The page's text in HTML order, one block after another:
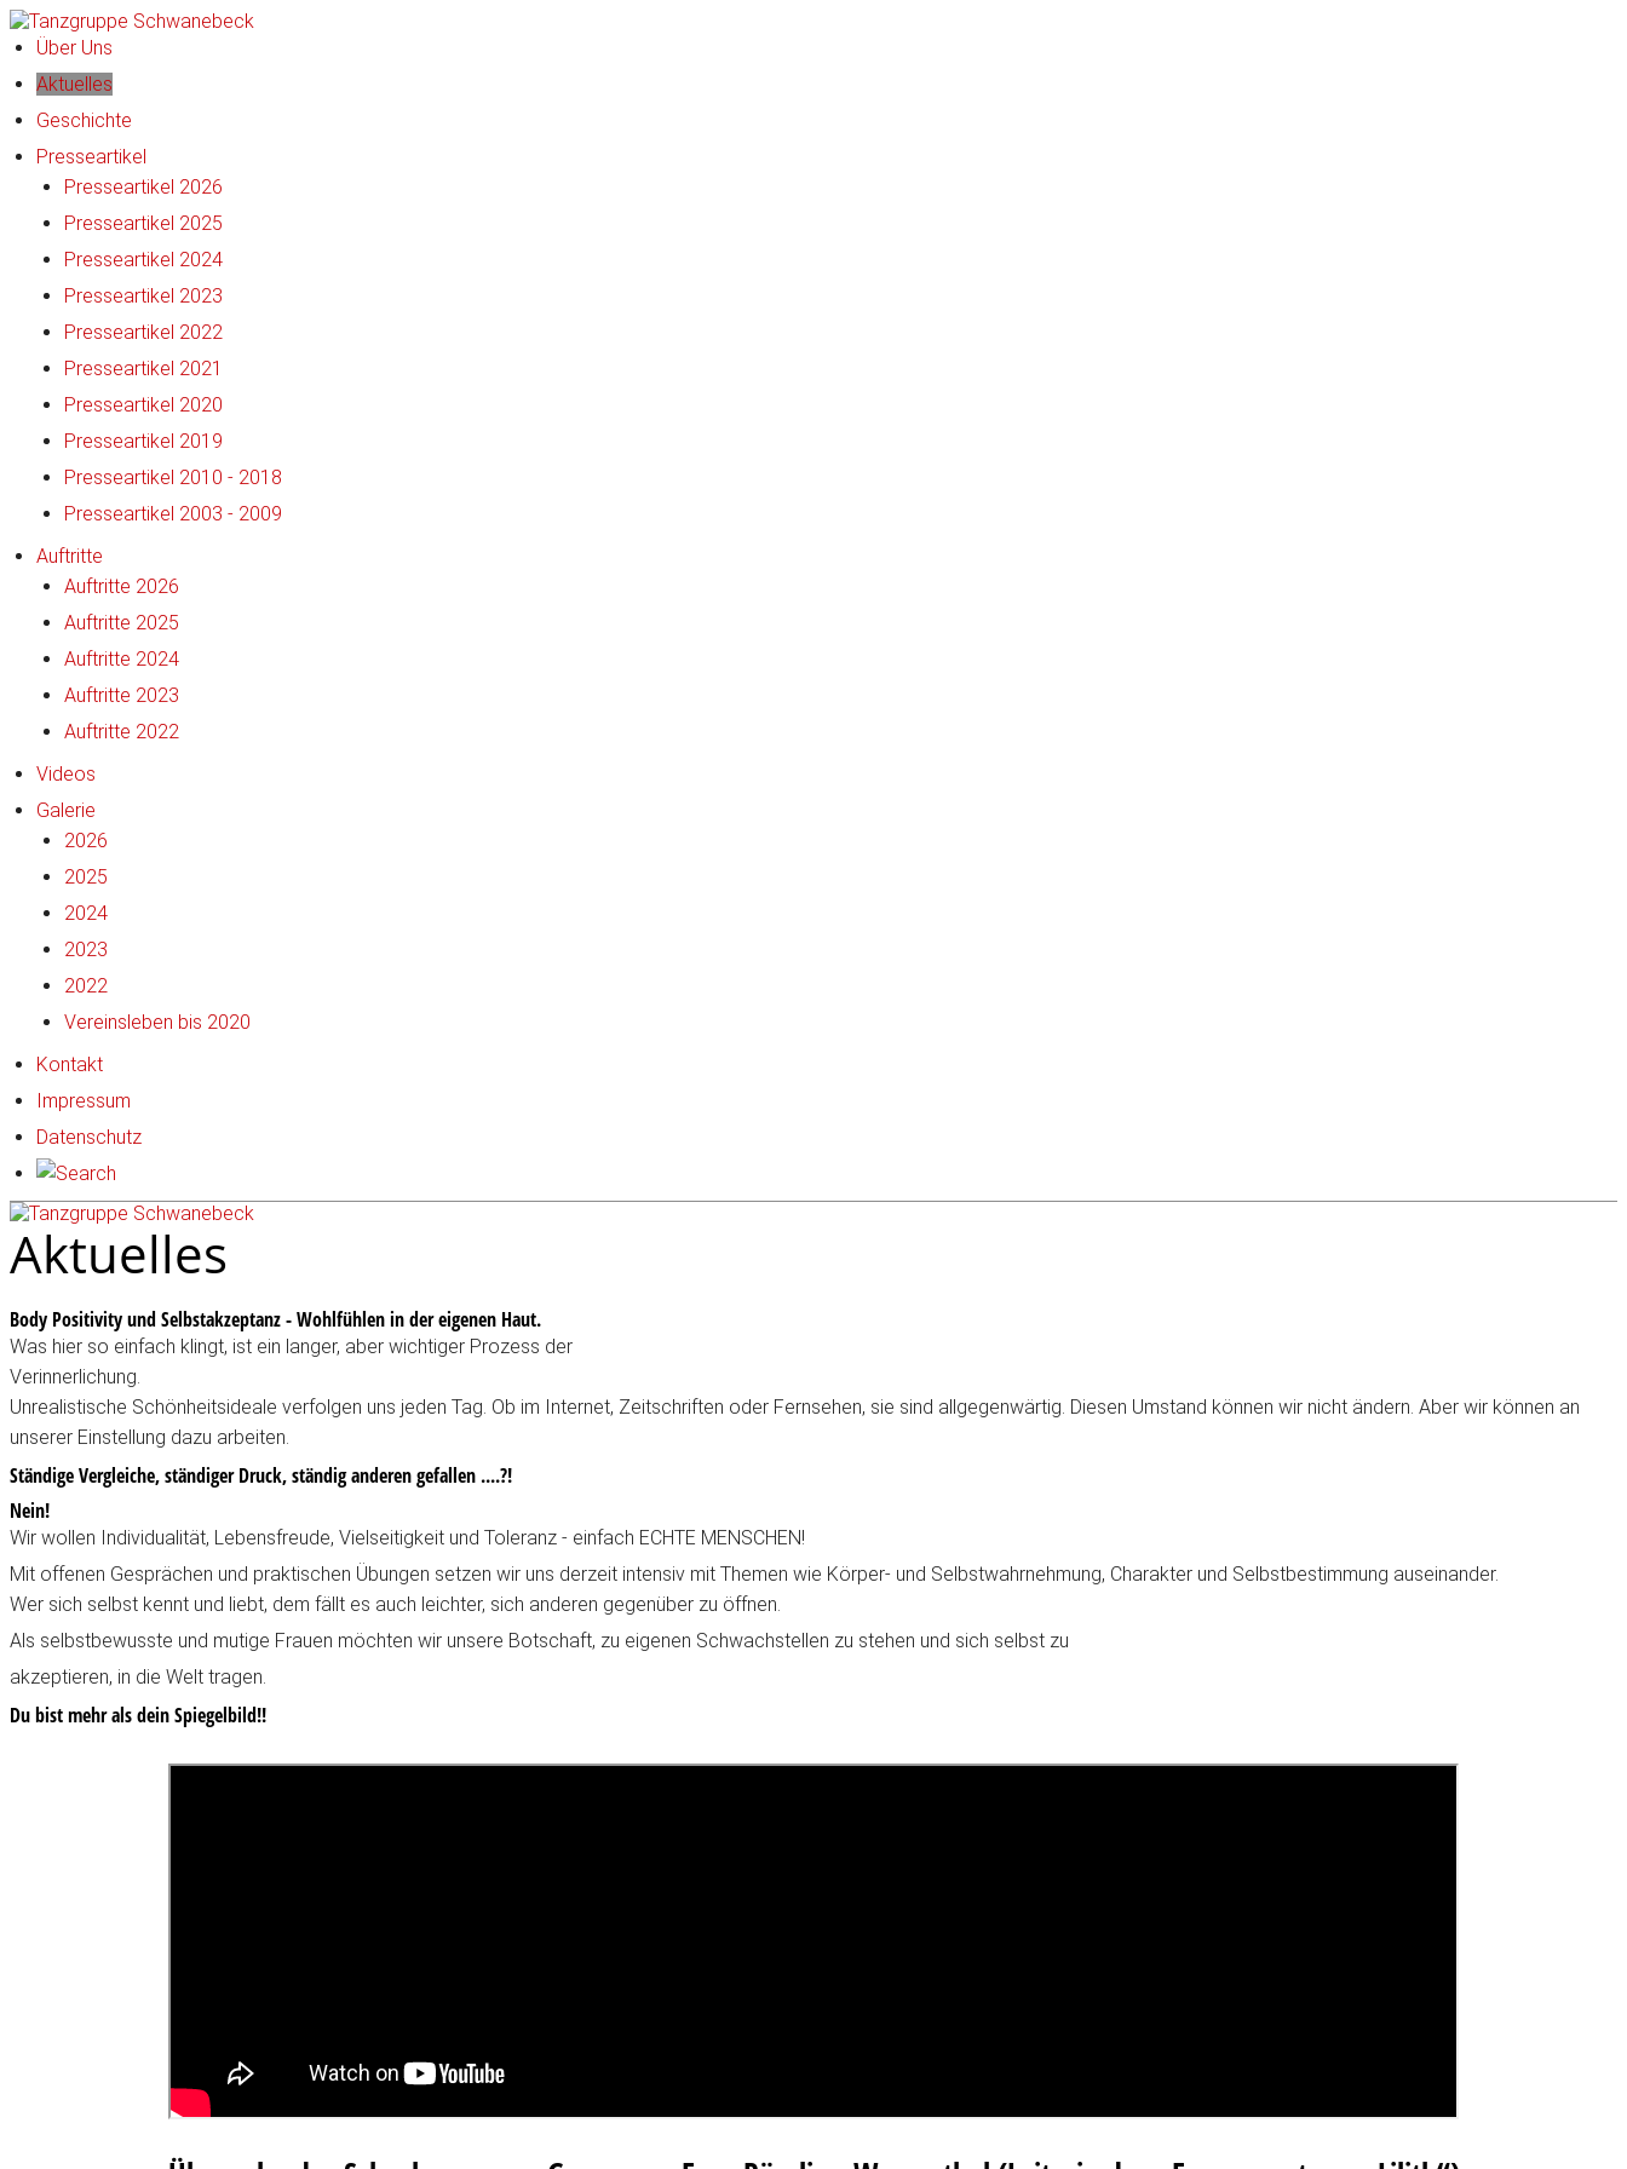
Über Uns
Aktuelles
Geschichte
Presseartikel
Presseartikel 2026
Presseartikel 2025
Presseartikel 2024
Presseartikel 2023
Presseartikel 2022
Presseartikel 2021
Presseartikel 2020
Presseartikel 2019
Presseartikel 2010 - 2018
Presseartikel 2003 - 2009
Auftritte
Auftritte 2026
Auftritte 2025
Auftritte 2024
Auftritte 2023
Auftritte 2022
Videos
Galerie
2026
2025
2024
2023
2022
Vereinsleben bis 2020
Kontakt
Impressum
Datenschutz
Aktuelles
Body Positivity und Selbstakzeptanz - Wohlfühlen in der eigenen Haut.
Was hier so einfach klingt, ist ein langer, aber wichtiger Prozess der
Verinnerlichung.
Unrealistische Schönheitsideale verfolgen uns jeden Tag. Ob im Internet, Zeitschriften oder Fernsehen, sie sind allgegenwärtig. Diesen Umstand können wir nicht ändern. Aber wir können an
unserer Einstellung dazu arbeiten.
Ständige Vergleiche, ständiger Druck, ständig anderen gefallen ....?!
Nein!
Wir wollen Individualität, Lebensfreude, Vielseitigkeit und Toleranz - einfach ECHTE MENSCHEN!
Mit offenen Gesprächen und praktischen Übungen setzen wir uns derzeit intensiv mit Themen wie Körper- und Selbstwahrnehmung, Charakter und Selbstbestimmung auseinander.
Wer sich selbst kennt und liebt, dem fällt es auch leichter, sich anderen gegenüber zu öffnen.
Als selbstbewusste und mutige Frauen möchten wir unsere Botschaft, zu eigenen Schwachstellen zu stehen und sich selbst zu
akzeptieren, in die Welt tragen.
Du bist mehr als dein Spiegelbild!!